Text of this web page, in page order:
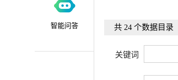
共 24 个数据目录
关键词
智能问答